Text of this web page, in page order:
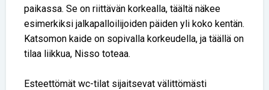
paikassa. Se on riittävän korkealla, täältä näkee
esimerkiksi jalkapalloilijoiden päiden yli koko kentän.
Katsomon kaide on sopivalla korkeudella, ja täällä on
tilaa liikkua, Nisso toteaa.
Esteettömät wc-tilat sijaitsevat välittömästi